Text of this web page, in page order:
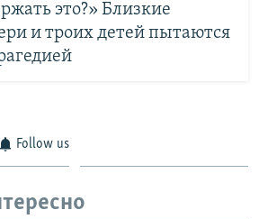
это?» Близкие
и троих детей пытаются
Follow us